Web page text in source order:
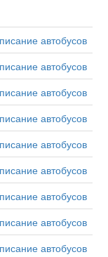
автобусов
автобусов
автобусов
автобусов
автобусов
автобусов
автобусов
автобусов
автобусов